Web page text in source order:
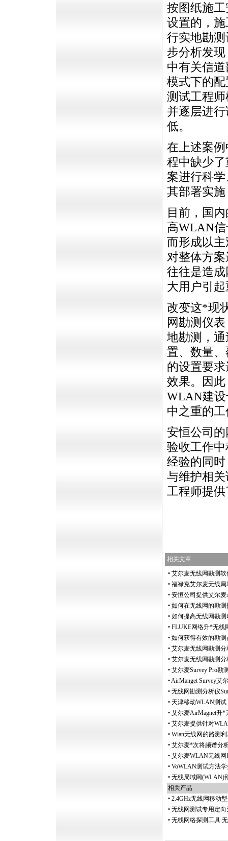
按图纸施
设置的，
行实地勘
步分析发
中有关信
模式下的
测试工程
并逐层进
低。
在上述案
程中缺少
案进行科
其部署实施
目前，国
高WLAN
而形成以
对整体方
往往是造
大用户引
改变这*现
网勘测仪
地勘测，
置、数量
的设置要
效果。因
WLAN建
中之重的
安恒公司
验收工作
经验的同
与维护相
工程师提
相关文章
• 艾尔麦无线网勘测软
• 福禄克艾尔麦无线局
• 安恒公司提供艾尔
• 如何在无线网的勘
• 如何提高无线网勘
• FLUKE网络升*无线
• 如何获得有效的勘
• 艾尔麦无线网勘测
• 艾尔麦无线网勘测分
• 艾尔麦Survey Pro勘
•AirManget Survey艾
• 无线网勘测分析仪
• 天津移动WLAN测
• 艾尔麦AirMagnet升*
• 艾尔麦提供针对
• Wlan无线网的路测
• 艾尔麦*次将频谱分
• 艾尔麦WLAN无线网
• VoWLAN测试方法
• 无线局域网(WLAN)
相关产品
• 2.4GHz无线网移动
• 无线网测试专用定
• 无线网络探测工具